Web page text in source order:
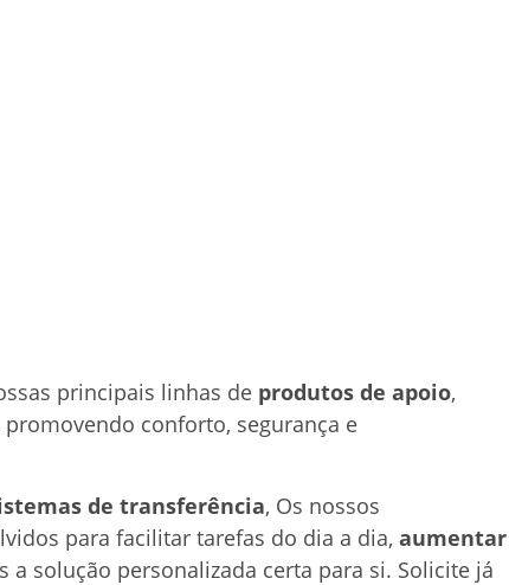
principais linhas de produtos de apoio,
conforto, segurança e
de transferência, Os nossos
para facilitar tarefas do dia a dia, aumentar
solução personalizada certa para si. Solicite já